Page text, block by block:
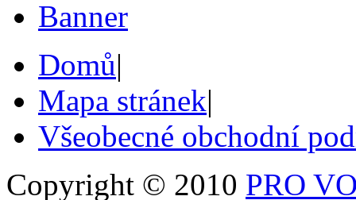
Domů|
Mapa stránek|
Všeobecné obchodní
Copyright © 2010 PRO